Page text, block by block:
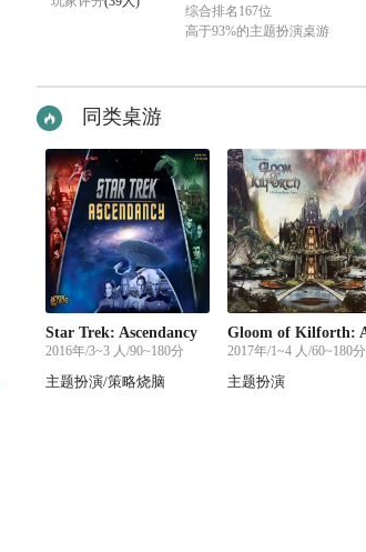
综合排名167位
高于93%的主题扮演桌游
同类桌游
Star Trek: Ascendancy
2016年/3~3 人/90~180分
主题扮演/策略烧脑
2017年/1~4 人/60~180分
主题扮演